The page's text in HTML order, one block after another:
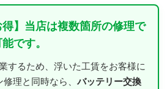
得】当店は複数箇所の修理で
です。
するため、浮いた工賃をお客様に
理と同時なら、 バッテリー交換